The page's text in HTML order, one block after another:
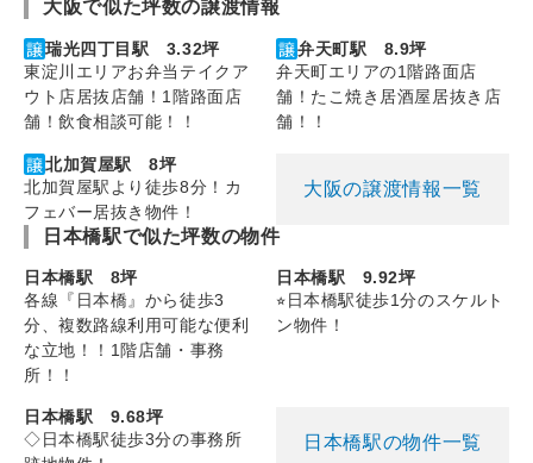
大阪で似た坪数の譲渡情報
瑞光四丁目駅 3.32坪
東淀川エリアお弁当テイクア
ウト店居抜店舗！1階路面店
舗！飲食相談可能！！
弁天町駅 8.9坪
弁天町エリアの1階路面店
舗！たこ焼き居酒屋居抜き店
舗！！
北加賀屋駅 8坪
北加賀屋駅より徒歩8分！カ
フェバー居抜き物件！
大阪の譲渡情報一覧
日本橋駅で似た坪数の物件
日本橋駅 8坪
各線『日本橋』から徒歩3
分、複数路線利用可能な便利
な立地！！1階店舗・事務
所！！
日本橋駅 9.92坪
⭐︎日本橋駅徒歩1分のスケルト
ン物件！
日本橋駅 9.68坪
◇日本橋駅徒歩3分の事務所
日本橋駅の物件一覧